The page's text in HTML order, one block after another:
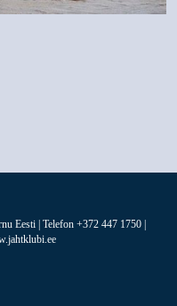
Eesti | Telefon +372 447 1750 |